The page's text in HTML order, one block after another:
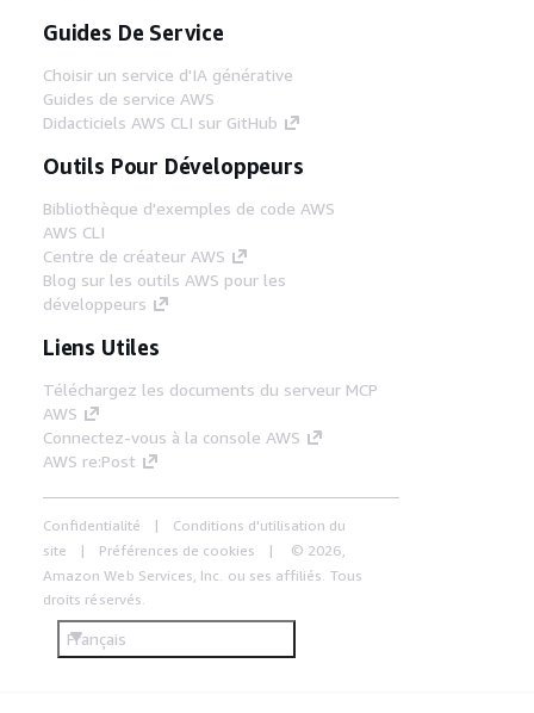
Guides De Service
Choisir un service d'IA générative
Guides de service AWS
Didacticiels AWS CLI sur GitHub
Outils Pour Développeurs
Bibliothèque d'exemples de code AWS
AWS CLI
Centre de créateur AWS
Blog sur les outils AWS pour les
développeurs
Liens Utiles
Téléchargez les documents du serveur MCP
AWS
Connectez-vous à la console AWS
AWS re:Post
Confidentialité
Conditions d'utilisation du
site
Préférences de cookies
© 2026,
Amazon Web Services, Inc. ou ses affiliés. Tous
droits réservés.
Français